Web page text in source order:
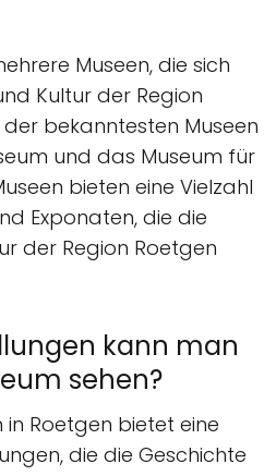
Museen, die sich
Kultur der Region
der bekanntesten Museen
und das Museum für
bieten eine Vielzahl
Exponaten, die die
der Region Roetgen
kann man
sehen?
Roetgen bietet eine
die die Geschichte